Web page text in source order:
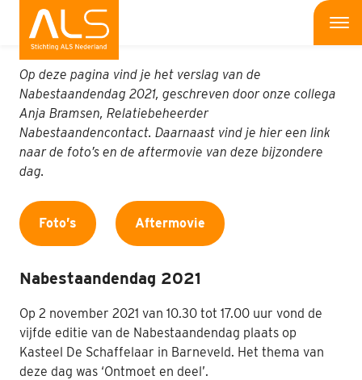
Wat is ALS
Wat kun jij doen
Bedrijven
Onderzoek
Wat doen wij
Patiënten
Nieuws
Interviews
Nabestaandendag
Op deze pagina vind je het verslag van de
Nabestaandendag 2021, geschreven door onze collega
Anja Bramsen, Relatiebeheerder
Nabestaandencontact. Daarnaast vind je hier een link
naar de foto’s en de aftermovie van deze bijzondere
dag.
Foto’s Aftermovie
Nabestaandendag 2021
Op 2 november 2021 van 10.30 tot 17.00 uur vond de
vijfde editie van de Nabestaandendag plaats op
Kasteel De Schaffelaar in Barneveld. Het thema van
deze dag was ‘Ontmoet en deel’.